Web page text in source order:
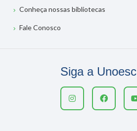
Conheça nossas bibliotecas
Fale Conosco
Siga a Unoesc